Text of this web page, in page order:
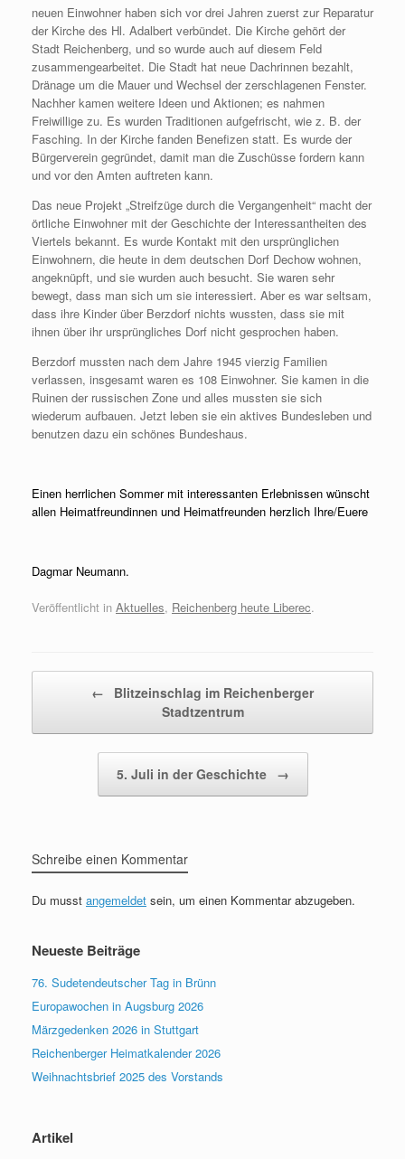
neuen Einwohner haben sich vor drei Jahren zuerst zur Reparatur
der Kirche des Hl. Adalbert verbündet. Die Kirche gehört der
Stadt Reichenberg, und so wurde auch auf diesem Feld
zusammengearbeitet. Die Stadt hat neue Dachrinnen bezahlt,
Dränage um die Mauer und Wechsel der zerschlagenen Fenster.
Nachher kamen weitere Ideen und Aktionen; es nahmen
Freiwillige zu. Es wurden Traditionen aufgefrischt, wie z. B. der
Fasching. In der Kirche fanden Benefizen statt. Es wurde der
Bürgerverein gegründet, damit man die Zuschüsse fordern kann
und vor den Amten auftreten kann.
Das neue Projekt „Streifzüge durch die Vergangenheit“ macht der
örtliche Einwohner mit der Geschichte der Interessantheiten des
Viertels bekannt. Es wurde Kontakt mit den ursprünglichen
Einwohnern, die heute in dem deutschen Dorf Dechow wohnen,
angeknüpft, und sie wurden auch besucht. Sie waren sehr
bewegt, dass man sich um sie interessiert. Aber es war seltsam,
dass ihre Kinder über Berzdorf nichts wussten, dass sie mit
ihnen über ihr ursprüngliches Dorf nicht gesprochen haben.
Berzdorf mussten nach dem Jahre 1945 vierzig Familien
verlassen, insgesamt waren es 108 Einwohner. Sie kamen in die
Ruinen der russischen Zone und alles mussten sie sich
wiederum aufbauen. Jetzt leben sie ein aktives Bundesleben und
benutzen dazu ein schönes Bundeshaus.
Einen herrlichen Sommer mit interessanten Erlebnissen wünscht
allen Heimatfreundinnen und Heimatfreunden herzlich Ihre/Euere
Dagmar Neumann.
Veröffentlicht in Aktuelles, Reichenberg heute Liberec.
←
Blitzeinschlag im Reichenberger
Stadtzentrum
5. Juli in der Geschichte →
Schreibe einen Kommentar
Du musst angemeldet sein, um einen Kommentar abzugeben.
Neueste Beiträge
76. Sudetendeutscher Tag in Brünn
Europawochen in Augsburg 2026
Märzgedenken 2026 in Stuttgart
Reichenberger Heimatkalender 2026
Weihnachtsbrief 2025 des Vorstands
Artikel